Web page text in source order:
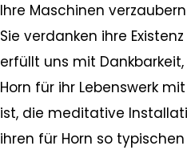
Ihre Maschinen
Sie verdanken ihre
erfüllt uns mit
Horn für ihr Lebenswerk
ist, die meditative
ihren für Horn so